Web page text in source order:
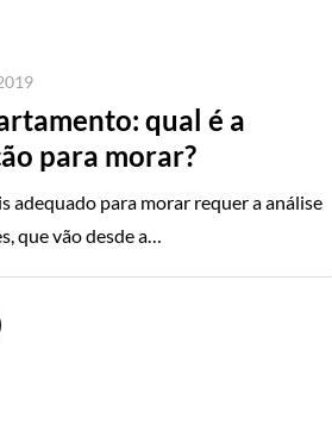
qual é a
para morar?
adequado para morar requer a análise
que vão desde a…